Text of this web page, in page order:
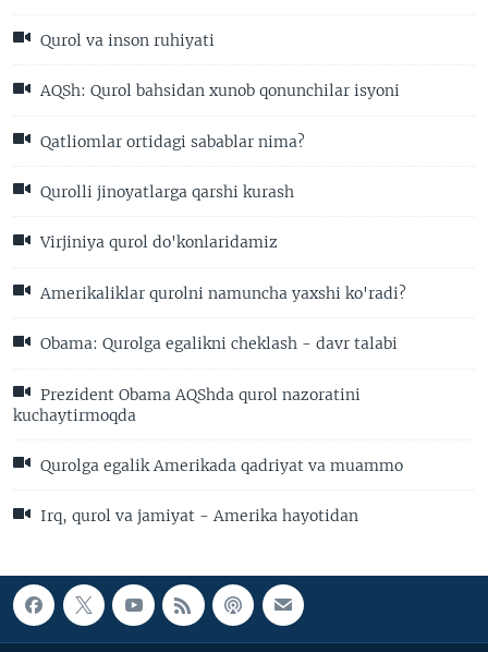
Qurol va inson ruhiyati
AQSh: Qurol bahsidan xunob qonunchilar isyoni
Qatliomlar ortidagi sabablar nima?
Qurolli jinoyatlarga qarshi kurash
Virjiniya qurol do'konlaridamiz
Amerikaliklar qurolni namuncha yaxshi ko'radi?
Obama: Qurolga egalikni cheklash - davr talabi
Prezident Obama AQShda qurol nazoratini
kuchaytirmoqda
Qurolga egalik Amerikada qadriyat va muammo
Irq, qurol va jamiyat - Amerika hayotidan